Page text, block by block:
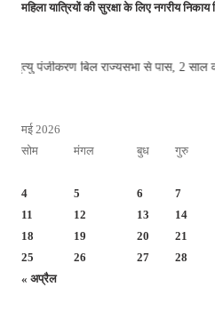
महिला यात्रियों की सुरक्षा के लिए नगरीय
पंजीकरण बिल राज्यसभा से पास, 2 साल
मई 2026
सोम
मंगल बुध गुरु
« अप्रैल
4
5 6 7
11
12 13 14
18
19 20 21
25
26 27 28